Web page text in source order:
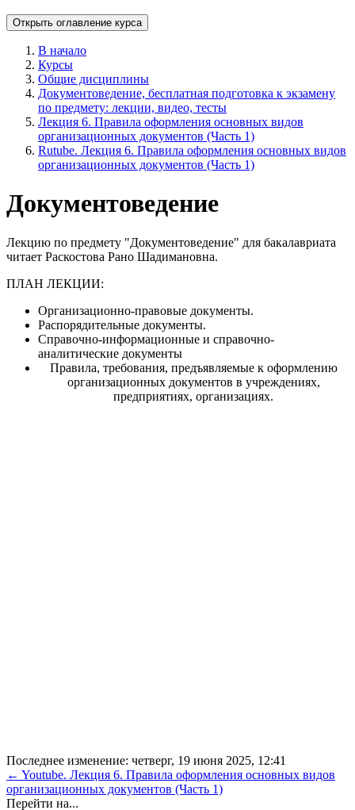
Открыть оглавление курса
В начало
Курсы
Общие дисциплины
Документоведение, бесплатная подготовка к экзамену
по предмету: лекции, видео, тесты
Лекция 6. Правила оформления основных видов
организационных документов (Часть 1)
Rutube. Лекция 6. Правила оформления основных видов
организационных документов (Часть 1)
Документоведение
Лекцию по предмету "Документоведение" для бакалавриата
читает Раскостова Рано Шадимановна.
ПЛАН ЛЕКЦИИ:
Организационно-правовые документы.
Распорядительные документы.
Справочно-информационные и справочно-
аналитические документы
Правила, требования, предъявляемые к оформлению
организационных документов в учреждениях,
предприятиях, организациях.
Последнее изменение: четверг, 19 июня 2025, 12:41
← Youtube. Лекция 6. Правила оформления основных видов
организационных документов (Часть 1)
Перейти на...